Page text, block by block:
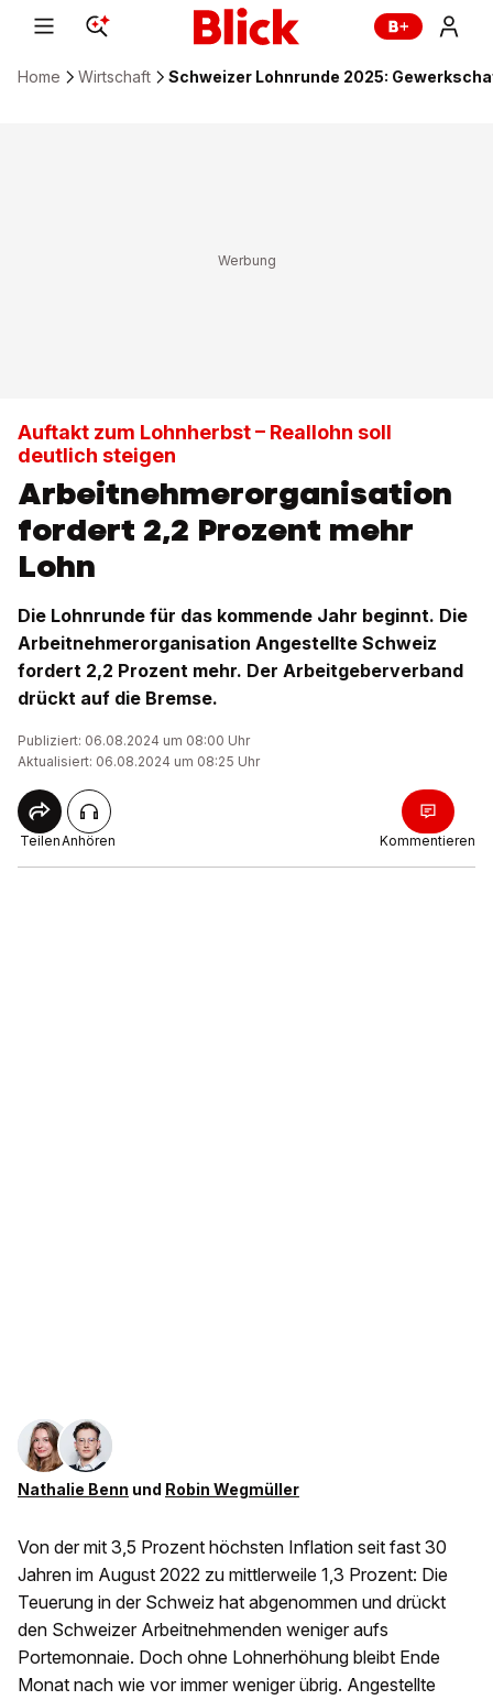
Home Wirtschaft Schweizer Lohnrunde 2025:
Auftakt zum Lohnherbst – Reallohn soll
deutlich steigen
Arbeitnehmerorganisation
fordert 2,2 Prozent mehr
Lohn
Die Lohnrunde für das kommende Jahr beginnt. Die
Arbeitnehmerorganisation Angestellte Schweiz
fordert 2,2 Prozent mehr. Der Arbeitgeberverband
drückt auf die Bremse.
Publiziert: 06.08.2024 um 08:00 Uhr
Aktualisiert: 06.08.2024 um 08:25 Uhr
TeilenAnhören Kommentieren
Nathalie Benn und Robin Wegmüller
Von der mit 3,5 Prozent höchsten Inflation seit fast 30
Jahren im August 2022 zu mittlerweile 1,3 Prozent: Die
Teuerung in der Schweiz hat abgenommen und drückt
den Schweizer Arbeitnehmenden weniger aufs
Portemonnaie. Doch ohne Lohnerhöhung bleibt Ende
Monat nach wie vor immer weniger übrig. Angestellte